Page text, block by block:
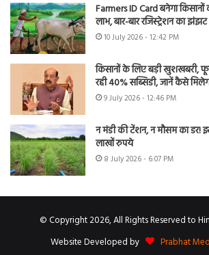
Farmers ID Card बनेगा
लाभ, बार-बार रजिस्ट्रेशन का
10 July 2026 - 12:42 PM
किसानों के लिए बड़ी खुशखबरी,
रही 40% सब्सिडी, जानें कैसे
9 July 2026 - 12:46 PM
न मंडी की टेंशन, न मौसम का डर!
लाखों रुपये
8 July 2026 - 6:07 PM
© Copyright 2026, All Rights Reserved to
Website Developed by
Prabhat